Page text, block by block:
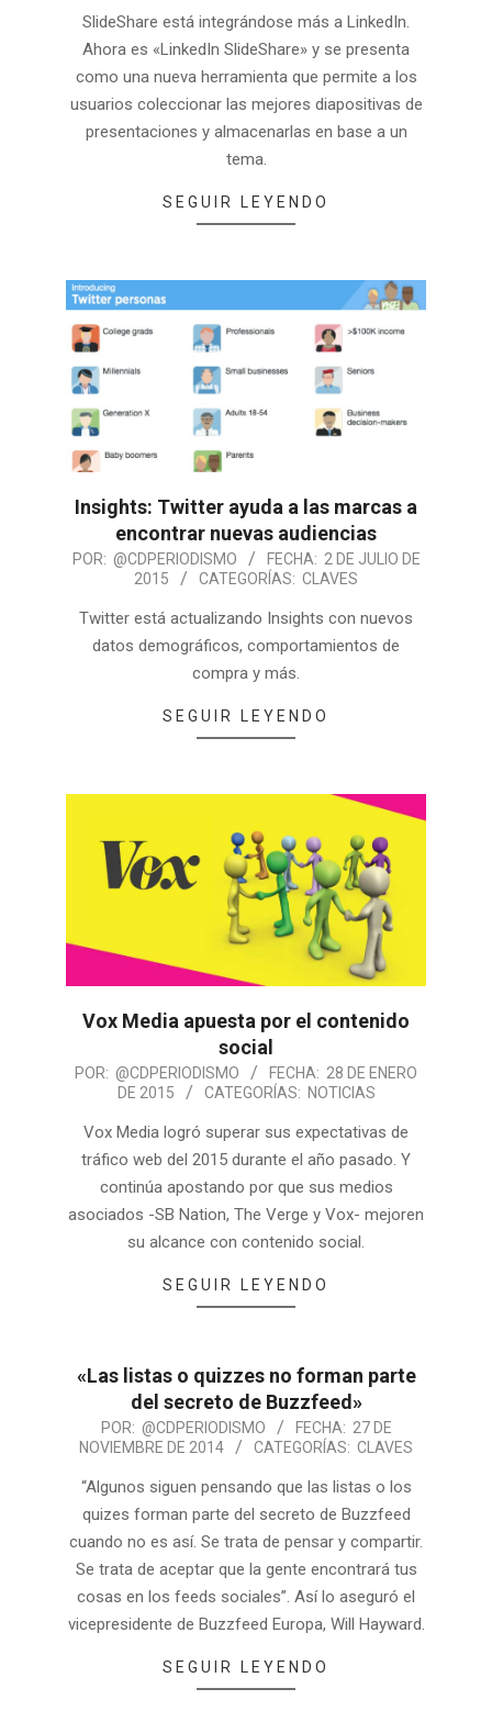
SlideShare está integrándose más a LinkedIn.
Ahora es «LinkedIn SlideShare» y se presenta
como una nueva herramienta que permite a los
usuarios coleccionar las mejores diapositivas de
presentaciones y almacenarlas en base a un
tema.
SEGUIR LEYENDO
Insights: Twitter ayuda a las marcas a
encontrar nuevas audiencias
POR: @CDPERIODISMO FECHA: 2 DE JULIO DE
2015
CATEGORÍAS: CLAVES
Twitter está actualizando Insights con nuevos
datos demográficos, comportamientos de
compra y más.
SEGUIR LEYENDO
Vox Media apuesta por el contenido
social
POR: @CDPERIODISMO FECHA: 28 DE ENERO
DE 2015
CATEGORÍAS: NOTICIAS
Vox Media logró superar sus expectativas de
tráfico web del 2015 durante el año pasado. Y
continúa apostando por que sus medios
asociados -SB Nation, The Verge y Vox- mejoren
su alcance con contenido social.
SEGUIR LEYENDO
«Las listas o quizzes no forman parte
del secreto de Buzzfeed»
POR: @CDPERIODISMO FECHA: 27 DE
NOVIEMBRE DE 2014
CATEGORÍAS: CLAVES
“Algunos siguen pensando que las listas o los
quizes forman parte del secreto de Buzzfeed
cuando no es así. Se trata de pensar y compartir.
Se trata de aceptar que la gente encontrará tus
cosas en los feeds sociales”. Así lo aseguró el
vicepresidente de Buzzfeed Europa, Will Hayward.
SEGUIR LEYENDO